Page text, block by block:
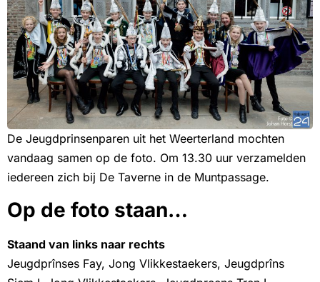
De Jeugdprinsenparen uit het Weerterland mochten
vandaag samen op de foto. Om 13.30 uur verzamelden
iedereen zich bij De Taverne in de Muntpassage.
Op de foto staan…
Staand van links naar rechts
Jeugdprînses Fay, Jong Vlikkestaekers, Jeugdprîns